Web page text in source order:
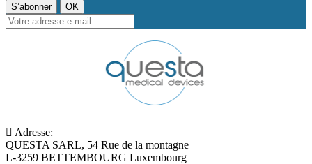
Adresse:
QUESTA SARL, 54 Rue de la montagne
L-3259 BETTEMBOURG Luxembourg